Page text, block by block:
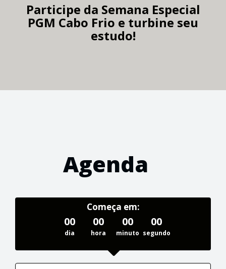
Participe da Semana Especial
PGM Cabo Frio e turbine seu
estudo!
Agenda
Começa em:
00
dia
00
hora
00
minuto
00
segundo